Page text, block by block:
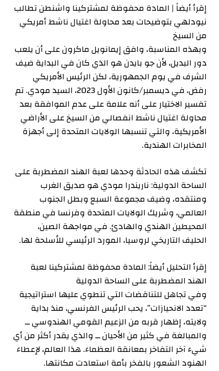
إقرأ أيضاً |المادة محفوظة لمشتركيناواشنطن تطالب
نيودلهي بتوضيحات بعد محاولة اغتيال ناشط أمريكي
من السيخ
وبهذه المناسبة، وافق إيمانويل ماكرون على أن يلعب
دور البديل، لأن جو بايدن هو الذي كان في البداية ضيف
الشرف في يوم الجمهورية، لكن الرئيس الأمريكي
رفض، في ديسمبر/كانون الأول 2023، السيد مودي. تم
تفسير الاختيار على أنه علامة على عدم الموافقة بعد
محاولة اغتيال ناشط انفصالي من السيخ على الأراضي
الأمريكية، والتي تنسبها الولايات المتحدة إلى أجهزة
المخابرات الهندية.
تكشف هذه الحادثة وحدها لعبة الهند المضطربة على
الساحة الدولية: ناريندرا مودي هو صديق الغرب
ومنتقده، وضيف مجموعة السبع وبطل الجنوب
العالمي، وشريك الولايات المتحدة وفرنسا في منطقة
المحيطين الهندي والهادئ. في مواجهة الصين،
الحليف التاريخي لروسيا، المورد الرئيسي للأسلحة لها.
إقرأ التحليل أيضاً:المادة محفوظة لمشتركينالعبة
الهند المضطربة على الساحة الدولية
وفي تجاهل للتناقضات التي تنطوي عليها استراتيجية
“تعدد الانحيازات”، يحب الرئيس الفرنسي، منذ بداية
ولايته، إظهار قربه من الزعيم القومي الهندوسي ــ
والمبالغة في كثير من الأحيان ــ والذي يقدر أكثر من أي
شيء آخر التفاخر بمعانقة العظماء. هذا العالم، لإعطاء
الهنود الشعور بالفخر بأمة استعادت مكانتها.